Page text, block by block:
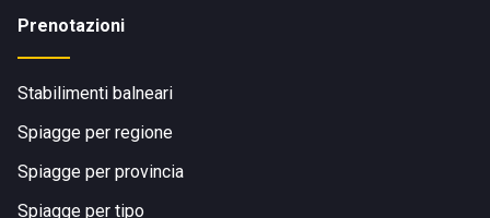
Prenotazioni
Stabilimenti balneari
Spiagge per regione
Spiagge per provincia
Spiagge per tipo